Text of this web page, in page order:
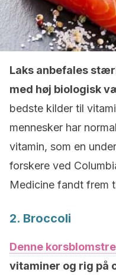
Laks anbefales
med høj biologisk
bedste kilder til
mennesker har
vitamin, som en
forskere ved
Medicine fandt frem
2. Broccoli
Denne
vitaminer og rig på